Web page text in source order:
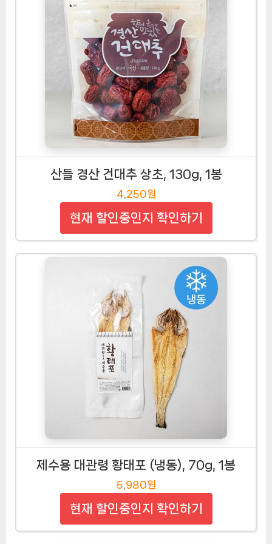
산들 경산 건대추 상초, 130g, 1봉
4,250원
현재 할인중인지 확인하기
제수용 대관령 황태포 (냉동), 70g, 1봉
5,980원
현재 할인중인지 확인하기